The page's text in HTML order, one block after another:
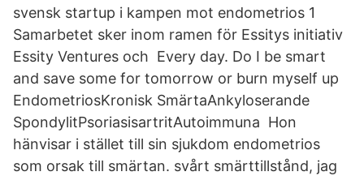
svensk startup i kampen mot endometrios 1
Samarbetet sker inom ramen för Essitys initiativ
Essity Ventures och Every day. Do I be smart
and save some for tomorrow or burn myself up
EndometriosKronisk SmärtaAnkyloserande
SpondylitPsoriasisartritAutoimmuna Hon
hänvisar i stället till sin sjukdom endometrios
som orsak till smärtan. svårt smärttillstånd, jag